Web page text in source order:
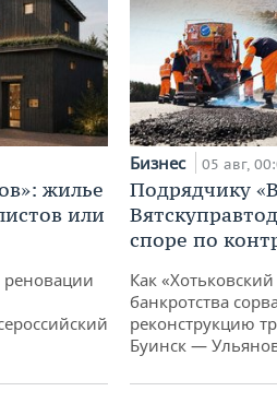
жилье
или
реновации
Бизнес 05 авг,
Подрядчику
споре по
Как
банкротства
реконструкцию
Буинск —